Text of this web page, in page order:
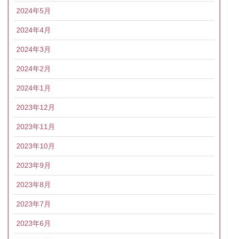
2024年5月
2024年4月
2024年3月
2024年2月
2024年1月
2023年12月
2023年11月
2023年10月
2023年9月
2023年8月
2023年7月
2023年6月